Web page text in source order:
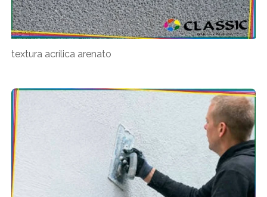
textura acrílica arenato